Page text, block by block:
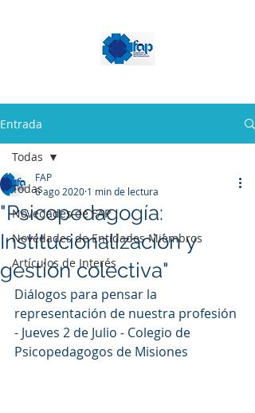
Entrada
Todas
Novedades de FAP
Novedades de Entidades Miembros
Artículos de Interés
Todas
"Psicopedagogía:
Institucionalización y
gestión colectiva"
FAP
6 ago 2020 1 min de lectura
Diálogos para pensar la
representación de nuestra profesión
- Jueves 2 de Julio - Colegio de
Psicopedagogos de Misiones